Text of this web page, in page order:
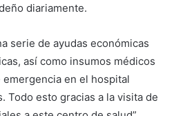
diariamente.
serie de ayudas económicas
así como insumos médicos
en el hospital
Todo esto gracias a la visita de